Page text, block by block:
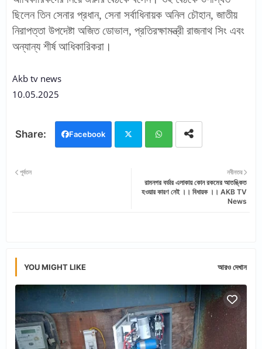
ছিলেন তিন সেনার প্রধান, সেনা সর্বাধিনায়ক অনিল চৌহান, জাতীয়
নিরাপত্তা উপদেষ্টা অজিত ডোভাল, প্রতিরক্ষামন্ত্রী রাজনাথ সিং এবং
অন্যান্য শীর্ষ আধিকারিকরা।
Akb tv news
10.05.2025
Facebook
ats
নবীনতর
রামনগর বর্ডার এলাকায় কোন রকমের আতঙ্কিত
হওয়ার কারণ নেই ।। বিধায়ক ।। AKB TV
News
পূর্বতন
YOU MIGHT LIKE আরও দেখান